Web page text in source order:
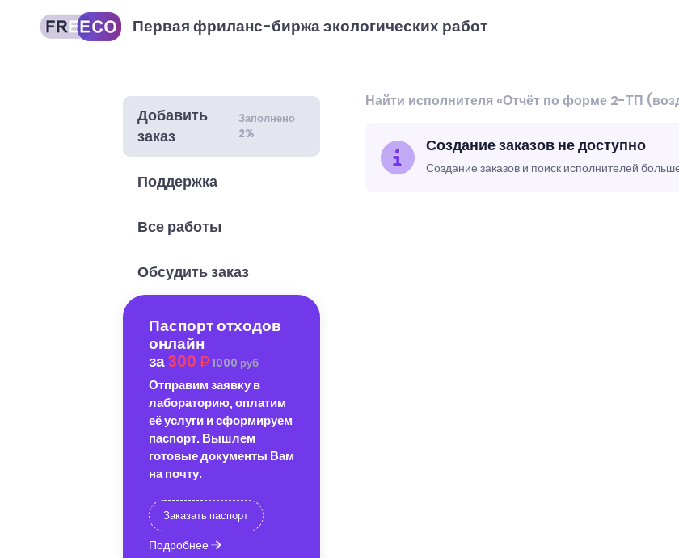
Первая фриланс-биржа экологических работ
Добавить
заказ
Заполнено
2%
Поддержка
Все работы
Обсудить заказ
Паспорт отходов
онлайн
за300 1000 руб
Отправим заявку в
лабораторию, оплатим
её услуги и сформируем
паспорт. Вышлем
готовые документы Вам
на почту.
Заказать паспорт
Подробнее
Найти исполнителя «Отчёт по форме 2-ТП
Создание заказов не доступно
Создание заказов и поиск исполнителей